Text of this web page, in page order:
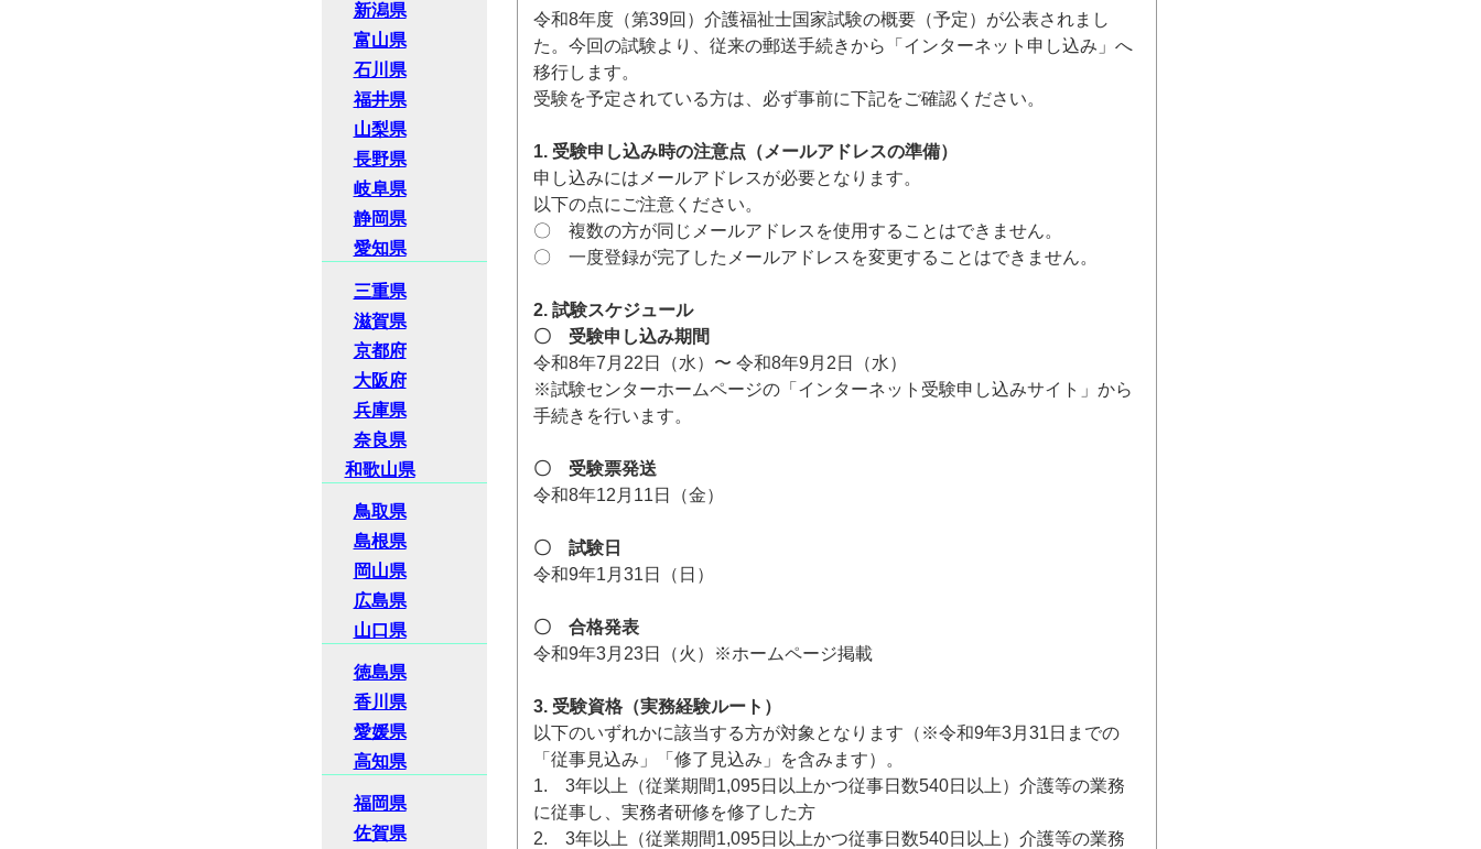
令和8年度（第39回）介護福祉士国家試験の概要（予定）が公表されまし
た。今回の試験より、従来の郵送手続きから「インターネット申し込み」へ
移行します。
受験を予定されている方は、必ず事前に下記をご確認ください。
1. 受験申し込み時の注意点（メールアドレスの準備）
申し込みにはメールアドレスが必要となります。
以下の点にご注意ください。
〇 複数の方が同じメールアドレスを使用することはできません。
〇 一度登録が完了したメールアドレスを変更することはできません。
2. 試験スケジュール
〇 受験申し込み期間
令和8年7月22日（水）〜 令和8年9月2日（水）
※試験センターホームページの「インターネット受験申し込みサイト」から
手続きを行います。
〇 受験票発送
令和8年12月11日（金）
〇 試験日
令和9年1月31日（日）
〇 合格発表
令和9年3月23日（火）※ホームページ掲載
3. 受験資格（実務経験ルート）
以下のいずれかに該当する方が対象となります（※令和9年3月31日までの
「従事見込み」「修了見込み」を含みます）。
1. 3年以上（従業期間1,095日以上かつ従事日数540日以上）介護等の業務
に従事し、実務者研修を修了した方
2. 3年以上（従業期間1,095日以上かつ従事日数540日以上）介護等の業務
新潟県
富山県
石川県
福井県
山梨県
長野県
岐阜県
静岡県
愛知県
三重県
滋賀県
京都府
大阪府
兵庫県
奈良県
和歌山県
鳥取県
島根県
岡山県
広島県
山口県
徳島県
香川県
愛媛県
高知県
福岡県
佐賀県